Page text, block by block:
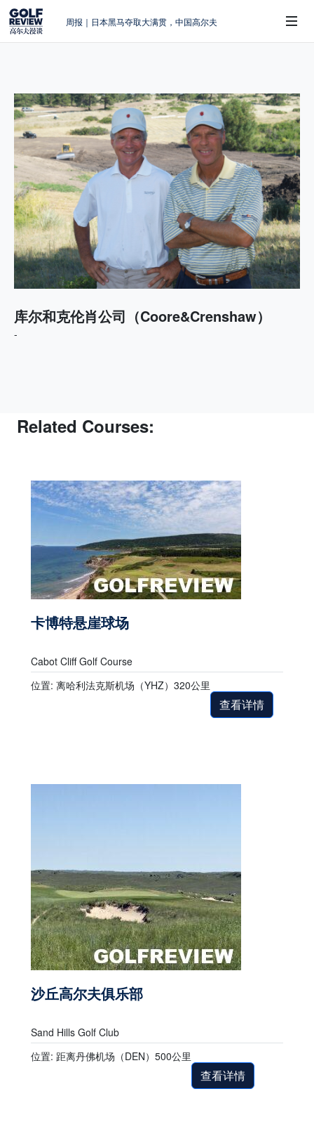
周报｜日本黑马夺取大满贯，中国高尔夫
蜕变
周报｜亚巡“换码头”，果岭脱鞋抗议的乌
龙
查莉·赫尔：不断制造“麻烦”的流量明星
库尔和克伦肖公司（Coore&Crenshaw）
-
Related Courses:
卡博特悬崖球场
Cabot Cliff Golf Course
位置: 离哈利法克斯机场（YHZ）320公里
查看详情
沙丘高尔夫俱乐部
Sand Hills Golf Club
位置: 距离丹佛机场（DEN）500公里
查看详情